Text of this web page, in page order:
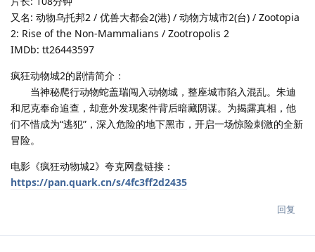
又名: 动物乌托邦2 / 优兽大都会2(港) / 动物方城市2(台) / Zootopia
2: Rise of the Non-Mammalians / Zootropolis 2
IMDb: tt26443597
疯狂动物城2的剧情简介：
当神秘爬行动物蛇盖瑞闯入动物城，整座城市陷入混乱。朱迪
和尼克奉命追查，却意外发现案件背后暗藏阴谋。为揭露真相，他
们不惜成为“逃犯”，深入危险的地下黑市，开启一场惊险刺激的全新
冒险。
电影《疯狂动物城2》夸克网盘链接：
https://pan.quark.cn/s/4fc3ff2d2435
回复